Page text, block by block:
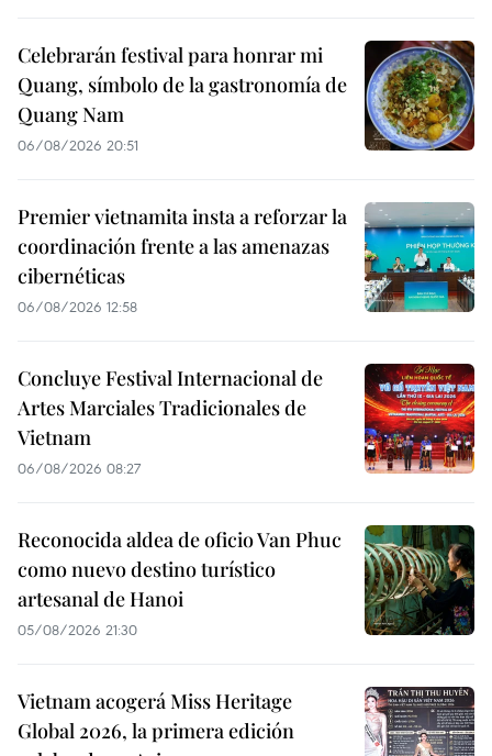
Celebrarán festival para honrar mi
Quang, símbolo de la gastronomía de
Quang Nam
06/08/2026 20:51
Premier vietnamita insta a reforzar la
coordinación frente a las amenazas
cibernéticas
06/08/2026 12:58
Concluye Festival Internacional de
Artes Marciales Tradicionales de
Vietnam
06/08/2026 08:27
Reconocida aldea de oficio Van Phuc
como nuevo destino turístico
artesanal de Hanoi
05/08/2026 21:30
Vietnam acogerá Miss Heritage
Global 2026, la primera edición